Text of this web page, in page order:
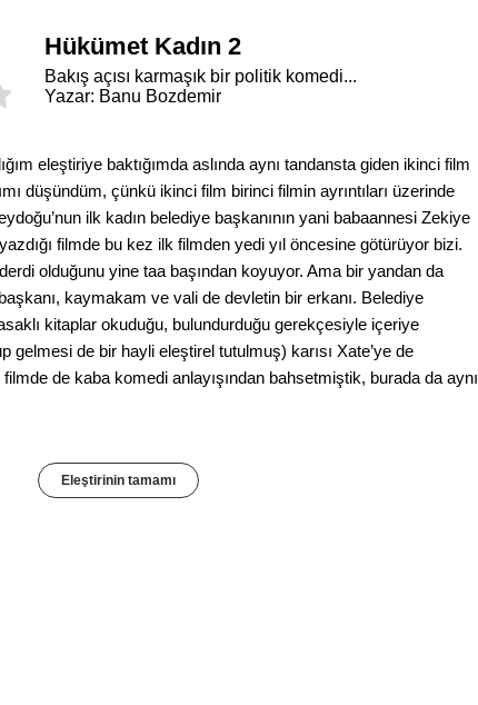
Hükümet Kadın 2
Bakış açısı karmaşık bir politik komedi...
Yazar: Banu Bozdemir
eleştiriye baktığımda aslında aynı tandansta giden ikinci film
düşündüm, çünkü ikinci film birinci filmin ayrıntıları üzerinde
ilk kadın belediye başkanının yani babaannesi Zekiye
filmde bu kez ilk filmden yedi yıl öncesine götürüyor bizi.
olduğunu yine taa başından koyuyor. Ama bir yandan da
kaymakam ve vali de devletin bir erkanı. Belediye
kitaplar okuduğu, bulundurduğu gerekçesiyle içeriye
gelmesi de bir hayli eleştirel tutulmuş) karısı Xate’ye de
filmde de kaba komedi anlayışından bahsetmiştik, burada da aynı
Eleştirinin tamamı